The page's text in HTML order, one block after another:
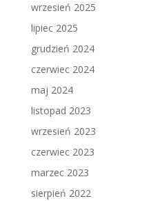
wrzesień 2025
lipiec 2025
grudzień 2024
czerwiec 2024
maj 2024
listopad 2023
wrzesień 2023
czerwiec 2023
marzec 2023
sierpień 2022